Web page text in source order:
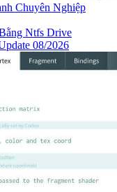
Chuyên Nghiệp
Ntfs Drive
08/2026